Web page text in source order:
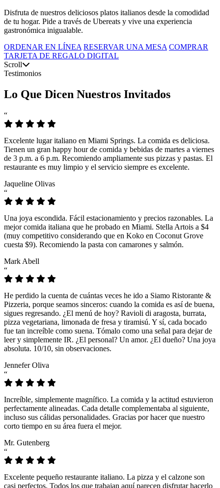
Disfruta de nuestros deliciosos platos italianos desde la comodidad
de tu hogar. Pide a través de Ubereats y vive una experiencia
gastronómica inigualable.
ORDENAR EN LÍNEA RESERVAR UNA MESA COMPRAR
TARJETA DE REGALO DIGITAL
Scroll
Testimonios
Lo Que Dicen Nuestros Invitados
“
Excelente lugar italiano en Miami Springs. La comida es deliciosa.
Tienen un gran happy hour de comida y bebidas de martes a viernes
de 3 p.m. a 6 p.m. Recomiendo ampliamente sus pizzas y pastas. El
restaurante es muy limpio y el servicio siempre es excelente.
Jaqueline Olivas
“
Una joya escondida. Fácil estacionamiento y precios razonables. La
mejor comida italiana que he probado en Miami. Stella Artois a $4
(muy competitivo considerando que en Koko en Coconut Grove
cuesta $9). Recomiendo la pasta con camarones y salmón.
Mark Abell
“
He perdido la cuenta de cuántas veces he ido a Siamo Ristorante &
Pizzeria, porque seamos sinceros: cuando la comida es así de buena,
sigues regresando. ¿El menú de hoy? Ravioli di aragosta, burrata,
pizza vegetariana, limonada de fresa y tiramisú. Y sí, cada bocado
fue tan increíble como suena. Tómalo como una señal para dejar de
leer y simplemente IR. ¿El personal? Un amor. ¿El dueño? Una joya
absoluta. 10/10, sin observaciones.
Jennefer Oliva
“
Increíble, simplemente magnífico. La comida y la actitud estuvieron
perfectamente alineadas. Cada detalle complementaba al siguiente,
incluso sus cálidas personalidades. Gracias por hacer que nuestro
corto tiempo en su área fuera el mejor.
Mr. Gutenberg
“
Excelente pequeño restaurante italiano. La pizza y el calzone son
casi perfectos. Todos los que trabajan aquí parecen disfrutar hacerlo